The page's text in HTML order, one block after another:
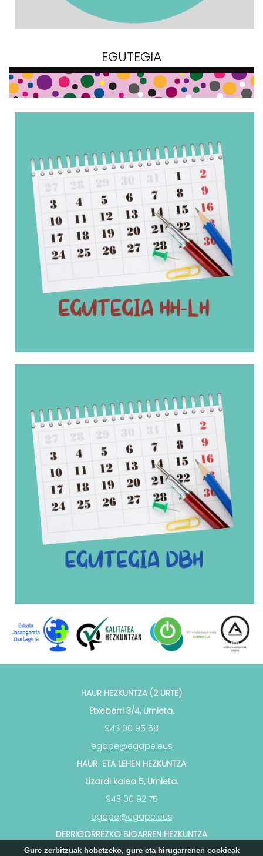
EGUTEGIA
HAUR HEZKUNTZA (2 URTE)
Etxeberri 3/4, Urnieta.
943 00 95 58
egape@egape.eus
HAUR ETA LEHEN HEZKUNTZA
Lizardi kalea 5, Urnieta.
943 00 92 75
egape@egape.eus
DERRIGORREZKO BIGARREN HEZKUNTZA
Azkorte z/g, Urnieta.
Gure zerbitzuak hobetzeko, gure eta hirugarrenen cookieak